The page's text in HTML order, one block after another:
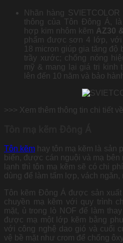
Nhãn hàng
thông của Tôn Đông Á,
hợp kim nhôm kẽm AZ30
phẩm được sơn 4 lớp,
18 micron giúp gia tăng độ
trầy xước; chống nóng
mỹ & mang lại giá trị kinh
lên đến 10 năm và bảo
>>> Xem thêm thông tin chi tiết
Tôn kẽm hay tôn mạ kẽm là sản
biến, được cán nguội và mạ
lạnh thì tôn mạ kẽm sẽ có chi
dùng để làm tấm lợp, vách ngăn,
Tôn kẽm Đông Á được sản
chuyền mạ kẽm với quy trình
mặt, ủ trong lò NOF để làm
được mạ một lớp kẽm bằng
với công nghệ dao gió và cuối
vệ bề mặt như crom để chống